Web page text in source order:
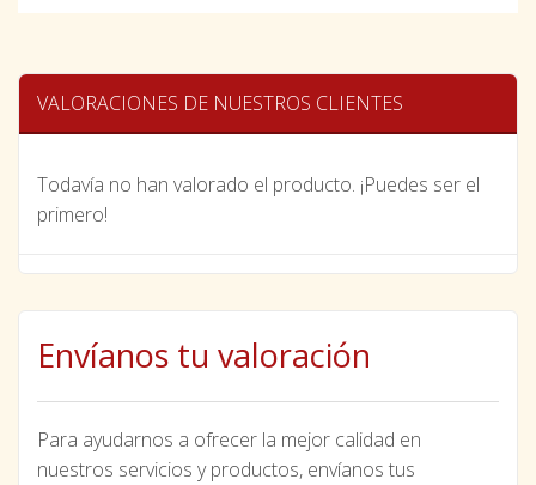
VALORACIONES DE NUESTROS CLIENTES
Todavía no han valorado el producto. ¡Puedes ser el
primero!
Envíanos tu valoración
Para ayudarnos a ofrecer la mejor calidad en
nuestros servicios y productos, envíanos tus